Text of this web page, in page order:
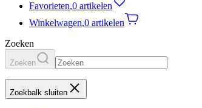
Favorieten,0 artikelen
Winkelwagen,0 artikelen
Zoeken
Zoeken
Zoekbalk sluiten